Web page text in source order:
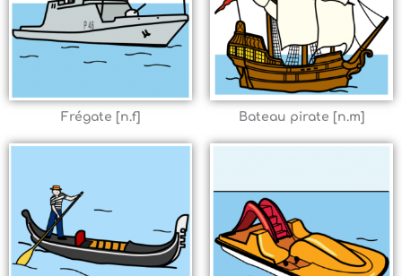
Frégate [n.f] Bateau pirate [n.m]